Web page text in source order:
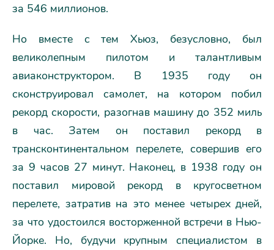
за 546 миллионов.
Но вместе с тем Хьюз, безусловно, был
великолепным пилотом и талантливым
авиаконструктором. В 1935 году он
сконструировал самолет, на котором побил
рекорд скорости, разогнав машину до 352 миль
в час. Затем он поставил рекорд в
трансконтинентальном перелете, совершив его
за 9 часов 27 минут. Наконец, в 1938 году он
поставил мировой рекорд в кругосветном
перелете, затратив на это менее четырех дней,
за что удостоился восторженной встречи в Нью-
Йорке. Но, будучи крупным специалистом в